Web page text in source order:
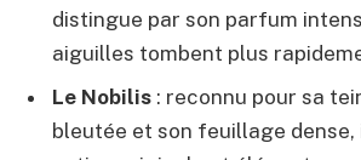
distingue par son parfum
aiguilles tombent plus
Le Nobilis : reconnu pour sa
bleutée et son feuillage